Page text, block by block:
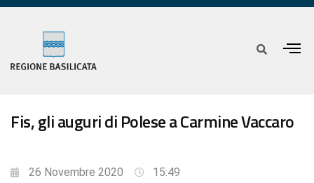
Fis, gli auguri di Polese a Carmine Vaccaro
26 Novembre 2020 15:49